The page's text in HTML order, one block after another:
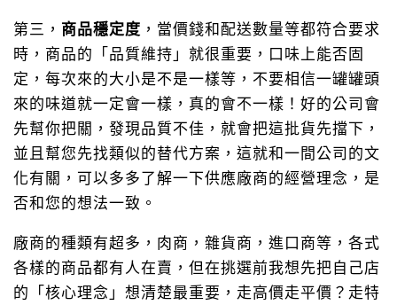
第三， 商品穩定度 ，當價錢和配送數量等都符合要求
時，商品的「品質維持」就很重要，口味上能否固
定，每次來的大小是不是一樣等，不要相信一罐罐頭
來的味道就一定會一樣，真的會不一樣！好的公司會
先幫你把關，發現品質不佳，就會把這批貨先擋下，
並且幫您先找類似的替代方案，這就和一間公司的文
化有關，可以多多了解一下供應廠商的經營理念，是
否和您的想法一致。
廠商的種類有超多，肉商，雜貨商，進口商等，各式
各樣的商品都有人在賣，但在挑選前我想先把自己店
的「核心理念」想清楚最重要，走高價走平價？走特